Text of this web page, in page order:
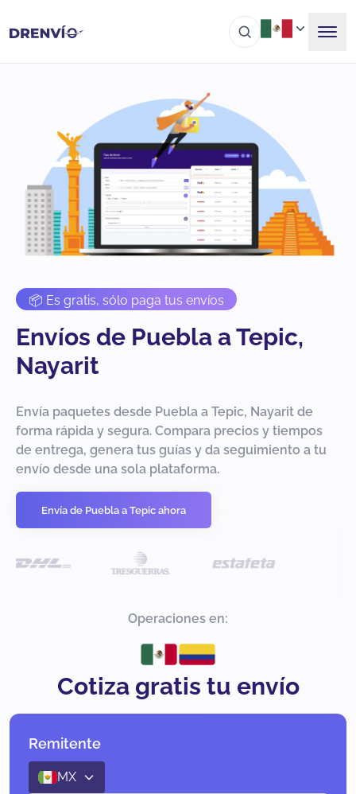
📦 Es gratis, sólo paga tus envíos
Envíos de Puebla a Tepic,
Nayarit
Envía paquetes desde Puebla a Tepic, Nayarit de
forma rápida y segura. Compara precios y tiempos
de entrega, genera tus guías y da seguimiento a tu
envío desde una sola plataforma.
Envía de Puebla a Tepic ahora
Operaciones en:
Cotiza gratis tu envío
Remitente
MX